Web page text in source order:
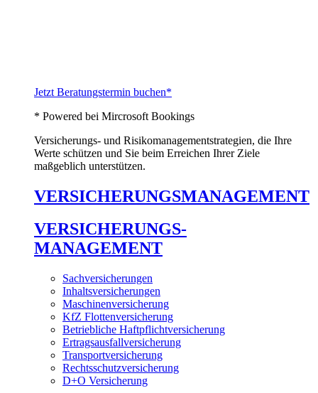
Jetzt Beratungstermin buchen*
* Powered bei Mircrosoft Bookings
Versicherungs- und Risikomanagementstrategien, die Ihre
Werte schützen und Sie beim Erreichen Ihrer Ziele
maßgeblich unterstützen.
VERSICHERUNGSMANAGEMENT
VERSICHERUNGS-
MANAGEMENT
Sachversicherungen
Inhaltsversicherungen
Maschinenversicherung
KfZ Flottenversicherung
Betriebliche Haftpflichtversicherung
Ertragsausfallversicherung
Transportversicherung
Rechtsschutzversicherung
D+O Versicherung